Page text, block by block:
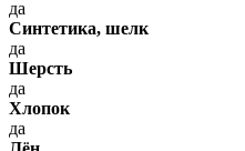
да
Синтетика, шелк
да
Шерсть
да
Хлопок
да